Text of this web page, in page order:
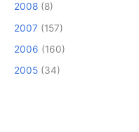
2008 (8)
2007 (157)
2006 (160)
2005 (34)